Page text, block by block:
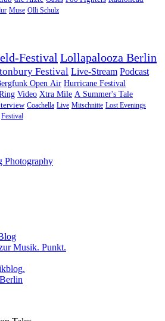
Muse Olli Schulz
Festival Lollapalooza Berlin
Festival Live-Stream Podcast
Open Air Hurricane Festival
Video Xtra Mile A Summer's Tale
Coachella Live Mitschnitte Lost Evenings
Festival
Photography
Musik. Punkt.